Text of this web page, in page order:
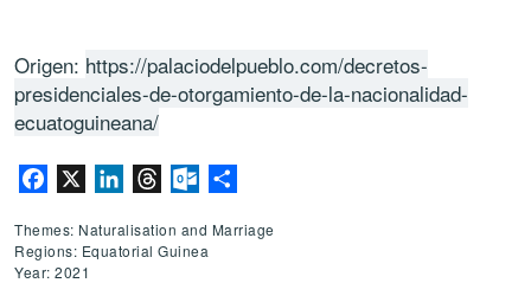
Origen: https://palaciodelpueblo.com/decretos-
presidenciales-de-otorgamiento-de-la-nacionalidad-
ecuatoguineana/
Facebook LinkedInThreadsOutlook.com
Themes: Naturalisation and Marriage
Regions: Equatorial Guinea
Year: 2021